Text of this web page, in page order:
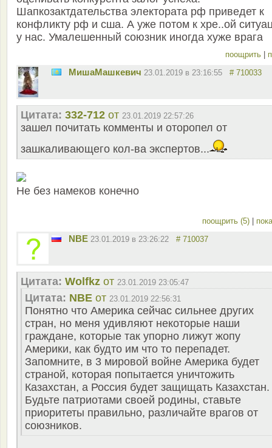
Шапкозактдательства электората рф приведет к
конфликту рф и сша. А уже потом к хре..ой
у нас. Умалешенный союзник иногда хуже врага
поощрить
MишаМашкевич 23.01.2019 в 23:16:55 # 710033
Цитата: 332-712 от 23.01.2019 22:57:26
зашел почитать комменты и оторопел от
зашкаливающего кол-ва экспертов...
Не без намеков конечно
поощрить (5)
NBE 23.01.2019 в 23:26:22 # 710037
Цитата: Wolfkz от 23.01.2019 23:05:47
Цитата: NBE от 23.01.2019 22:56:31
Понятно что Америка сейчас сильнее других
стран, но меня удивляют некоторые наши
граждане, которые так упорно лижут жопу
Америки, как будто им что то перепадет.
Запомните, в 3 мировой войне Америка будет
страной, которая попытается уничтожить
Казахстан, а Россия будет защищать Казахстан.
Будьте патриотами своей родины, ставьте
приоритеты правильно, различайте врагов от
союзников.